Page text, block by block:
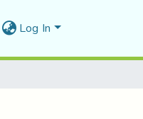
Log In